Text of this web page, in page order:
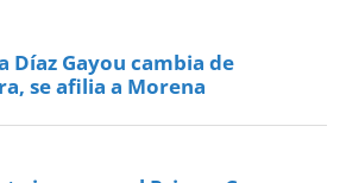
Díaz Gayou cambia de
se afilia a Morena